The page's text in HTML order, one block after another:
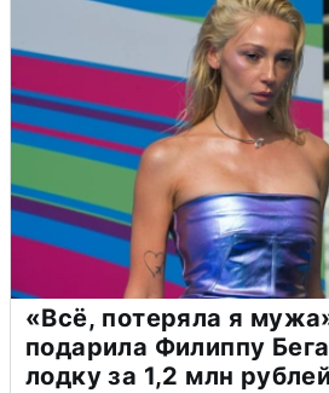
«Всё, потеряла я
подарила Филиппу
лодку за 1,2 млн рублей